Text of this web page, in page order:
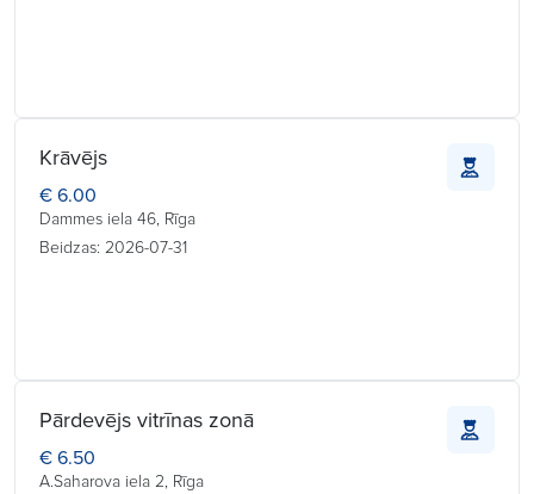
Krāvējs
€ 6.00
Dammes iela 46, Rīga
Beidzas: 2026-07-31
Pārdevējs vitrīnas zonā
€ 6.50
A.Saharova iela 2, Rīga